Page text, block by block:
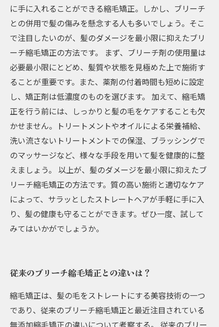
に手に入れることができる縮毛矯正。しかし、ブリーチ
との併用で髪の傷みを懸念する人も多いでしょう。そこ
で注目したいのが、髪のダメージを最小限に抑えたブリ
ーチ縮毛矯正の方法です。 まず、ブリーチ剤の使用量は
必要最小限にとどめ、髪質や状態を見極めた上で施術す
ることが重要です。また、薬剤の付着時間も短めに設定
し、矯正剤は低濃度のものを選びます。 加えて、縮毛矯
正を行う前には、しっかりと髪の毛をケアすることも欠
かせません。トリートメントやオイルによる栄養補給、
洗い流さないトリートメントでの保湿、ブラッシングで
のマッサージなど、様々な手段を用いて髪を健康的に整
えましょう。 以上が、髪のダメージを最小限に抑えたブ
リーチ縮毛矯正の方法です。質の高い施術と適切なケア
によって、サラッとしたストレートヘアが手軽に手に入
り、髪の健康も守ることができます。ぜひ一度、試して
みてはいかがでしょうか。
従来のブリーチ縮毛矯正との違いは？
縮毛矯正は、髪の毛をストレートにする美容技術の一つ
であり、従来のブリーチ縮毛矯正と最近注目されている
無添加縮毛矯正の違いについて考察する。 従来のブリー